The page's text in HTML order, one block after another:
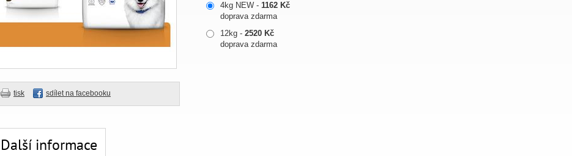
tisk sdílet na facebooku
4kg NEW -1162 Kč
doprava zdarma
12kg -2520 Kč
doprava zdarma
Další informace